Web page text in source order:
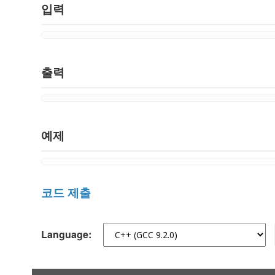
입력
출력
예제
코드 제출
Language: